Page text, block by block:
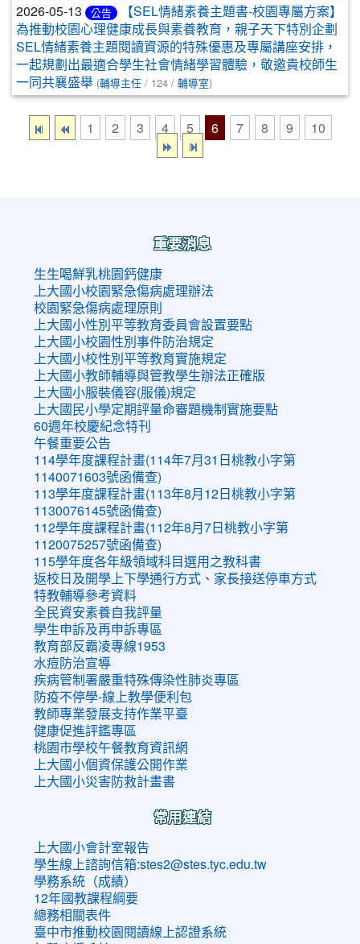
2026-05-13 公告
【SEL情緒素養主題書-校園專屬方案】
為推動校園心理健康成長與素養教育，親子天下特別企劃
SEL情緒素養主題閱讀資源的特殊優惠及專屬講座安排，
一起規劃出最適合學生社會情緒學習體驗，敬邀貴校師生
一同共襄盛舉 (輔導主任 / 124 / 輔導室)
1 2 3 4 5 6 7 8 9 10
重要消息
生生喝鮮乳桃園鈣健康
上大國小校園緊急傷病處理辦法
校園緊急傷病處理原則
上大國小性別平等教育委員會設置要點
上大國小校園性別事件防治規定
上大國小校性別平等教育實施規定
上大國小教師輔導與管教學生辦法正確版
上大國小服裝儀容(服儀)規定
上大國民小學定期評量命審題機制實施要點
60週年校慶紀念特刊
午餐重要公告
114學年度課程計畫(114年7月31日桃教小字第
1140071603號函備查)
113學年度課程計畫(113年8月12日桃教小字第
1130076145號函備查)
112學年度課程計畫(112年8月7日桃教小字第
1120075257號函備查)
115學年度各年級領域科目選用之教科書
返校日及開學上下學通行方式、家長接送停車方式
特教輔導參考資料
全民資安素養自我評量
學生申訴及再申訴專區
教育部反霸凌專線1953
水痘防治宣導
疾病管制署嚴重特殊傳染性肺炎專區
防疫不停學-線上教學便利包
教師專業發展支持作業平臺
健康促進評鑑專區
桃園市學校午餐教育資訊網
上大國小個資保護公開作業
上大國小災害防救計畫書
常用連結
上大國小會計室報告
學生線上諮詢信箱:stes2@stes.tyc.edu.tw
學務系統（成績）
12年國教課程綱要
總務相關表件
臺中市推動校園閱讀線上認證系統